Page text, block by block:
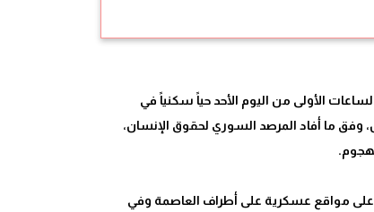
الأولى من اليوم الأحد حياً سكنياً في
ما أفاد المرصد السوري لحقوق الإنسان،
على مواقع عسكرية على أطراف العاصمة وفي